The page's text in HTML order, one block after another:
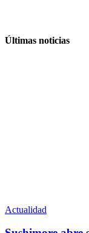
Últimas noticias
Actualidad